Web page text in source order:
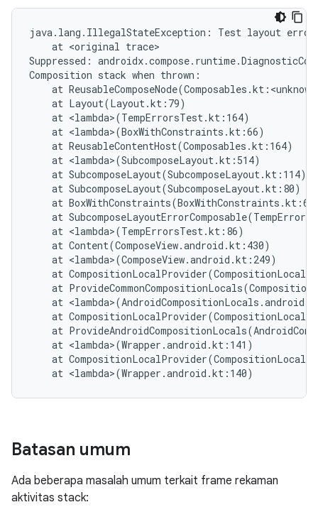
java.lang.IllegalStateException: Test layout error
    at <original trace>
Suppressed:
Composition stack when thrown:
at
    at Layout(Layout.kt:79)
    at <lambda>(TempErrorsTest.kt:164)
    at <lambda>(BoxWithConstraints.kt:66)
    at ReusableContentHost(Composables.kt:164)
    at <lambda>(SubcomposeLayout.kt:514)
    at SubcomposeLayout(SubcomposeLayout.kt:114)
    at SubcomposeLayout(SubcomposeLayout.kt:80)
at
at
    at <lambda>(TempErrorsTest.kt:86)
    at Content(ComposeView.android.kt:430)
    at <lambda>(ComposeView.android.kt:249)
at
at
at
at
at
    at <lambda>(Wrapper.android.kt:141)
at
Batasan umum
Ada beberapa masalah umum terkait frame rekaman
aktivitas stack: